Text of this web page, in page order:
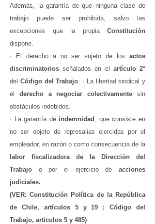
Además, la garantía de que ninguna clase de
trabajo puede ser prohibida, salvo las
excepciones que la propia Constitución
dispone.
· El derecho a no ser sujeto de los actos
discriminatoriosseñalados en el artículo 2°
del Código del Trabajo. · La libertad sindical y
el derecho a negociar colectivamentesin
obstáculos indebidos.
· La garantía de indemnidad , que consiste en
no ser objeto de represalias ejercidas por el
empleador, en razón o como consecuencia de la
labor fiscalizadora de la Dirección del
Trabajo o por el ejercicio de acciones
judiciales.
(VER: Constitución Política de la República
de Chile, artículos 5 y 19 ; Código del
Trabajo, artículos 5 y 485)